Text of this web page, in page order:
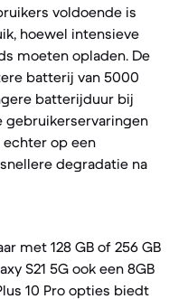
voldoende is
hoewel intensieve
moeten opladen. De
batterij van 5000
batterijduur bij
echter op een
degradatie na
met 128 GB of 256 GB
S21 5G ook een 8GB
10 Pro opties biedt